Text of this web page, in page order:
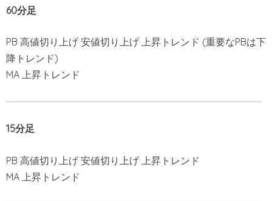
60分足
PB 高値切り上げ 安値切り上げ 上昇トレンド (重要なPBは下
降トレンド)
MA 上昇トレンド
15分足
PB 高値切り上げ 安値切り上げ 上昇トレンド
MA 上昇トレンド